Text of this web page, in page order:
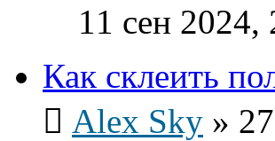
11 сен 2024,
Как склеить
Alex Sky »